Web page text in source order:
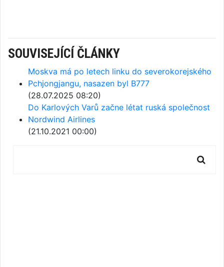
SOUVISEJÍCÍ ČLÁNKY
Moskva má po letech linku do severokorejského
Pchjongjangu, nasazen byl B777
(28.07.2025 08:20)
Do Karlových Varů začne létat ruská společnost
Nordwind Airlines
(21.10.2021 00:00)